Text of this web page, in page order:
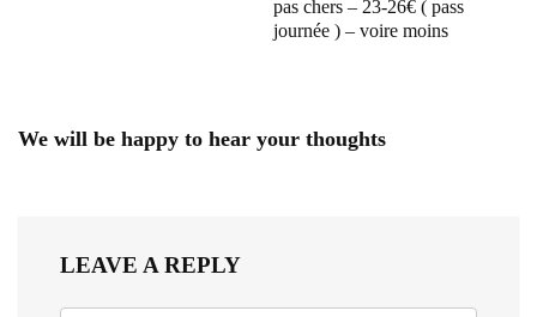
pas chers – 23-26€ ( pass
journée ) – voire moins
We will be happy to hear your thoughts
LEAVE A REPLY